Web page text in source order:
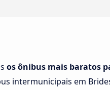
os ônibus mais baratos
intermunicipais em